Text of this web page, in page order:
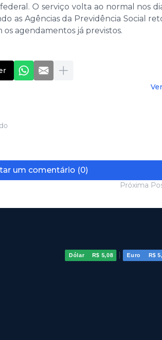
O serviço volta ao normal nos
as Agências da Previdência Social
agendamentos já previstos.
um comentário (0)
Próxima
Dólar R$ 5,08 | Euro R$